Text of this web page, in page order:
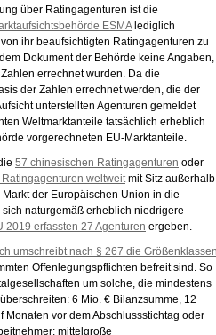
über Ratingagenturen ist die
ESMAlediglich
ihr beaufsichtigten Ratingagenturen zu
Dokument der Behörde keine Angaben,
errechnet wurden. Da die
der Zahlen errechnet werden, die der
unterstellten Agenturen gemeldet
Weltmarktanteile tatsächlich erheblich
vorgerechneten EU-Marktanteile.
57 chinesischen Ratingagenturen oder
weltweit mit Sitz außerhalb
der Europäischen Union in die
naturgemäß erheblich niedrigere
2019 erfassten 27 Agenturen ergeben.
umschreibt nach § 267 die
Offenlegungspflichten befreit sind. So
um solche, die mindestens
6 Mio. € Bilanzsumme, 12
Monaten vor dem Abschlussstichtag oder
mittelgroße